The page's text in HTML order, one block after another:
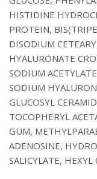
HISTIDINE
PROTEIN,
DISODIUM
HYALURONATE
SODIUM
SODIUM
GLUCOSYL
TOCOPHERYL
GUM,
ADENOSINE,
SALICYLATE, HEXYL